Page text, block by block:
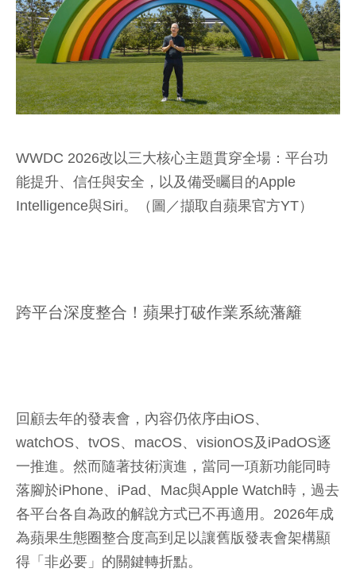
WWDC 2026改以三大核心主題貫穿全場：平台功
能提升、信任與安全，以及備受矚目的Apple
Intelligence與Siri。（圖／擷取自蘋果官方YT）
跨平台深度整合！蘋果打破作業系統藩籬
回顧去年的發表會，內容仍依序由iOS、
watchOS、tvOS、macOS、visionOS及iPadOS逐
一推進。然而隨著技術演進，當同一項新功能同時
落腳於iPhone、iPad、Mac與Apple Watch時，過去
各平台各自為政的解說方式已不再適用。2026年成
為蘋果生態圈整合度高到足以讓舊版發表會架構顯
得「非必要」的關鍵轉折點。